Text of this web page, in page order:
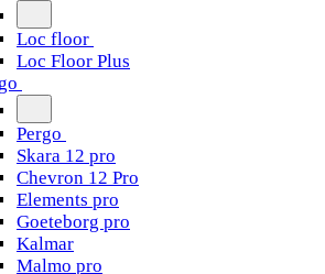
Loc floor
Loc Floor Plus
Pergo
Skara 12 pro
Chevron 12 Pro
Elements pro
Goeteborg pro
Kalmar
Malmo pro